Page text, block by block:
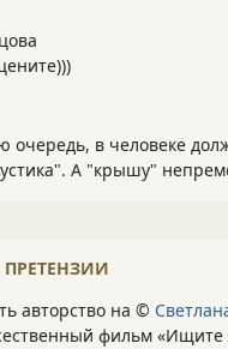
очередь, в человеке
А "крышу"
авторство на ©
фильм